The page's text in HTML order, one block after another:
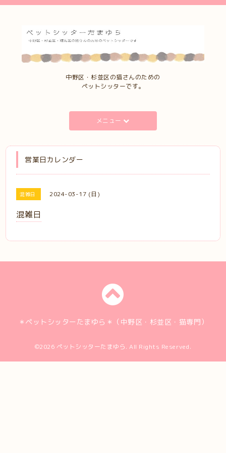
中野区・杉並区の猫さんのための
ペットシッターです。
メニュー
営業日カレンダー
混雑日 2024-03-17 (日)
混雑日
＊ペットシッターたまゆら＊（中野区・杉並区・猫専門）
©2026 ペットシッターたまゆら. All Rights Reserved.